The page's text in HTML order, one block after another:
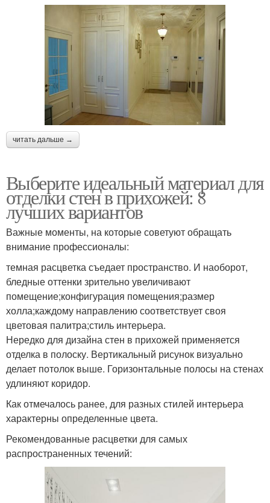
читать дальше →
Выберите идеальный материал для
отделки стен в прихожей: 8
лучших вариантов
Важные моменты, на которые советуют обращать
внимание профессионалы:
темная расцветка съедает пространство. И наоборот,
бледные оттенки зрительно увеличивают
помещение;конфигурация помещения;размер
холла;каждому направлению соответствует своя
цветовая палитра;стиль интерьера.
Нередко для дизайна стен в прихожей применяется
отделка в полоску. Вертикальный рисунок визуально
делает потолок выше. Горизонтальные полосы на стенах
удлиняют коридор.
Как отмечалось ранее, для разных стилей интерьера
характерны определенные цвета.
Рекомендованные расцветки для самых
распространенных течений: